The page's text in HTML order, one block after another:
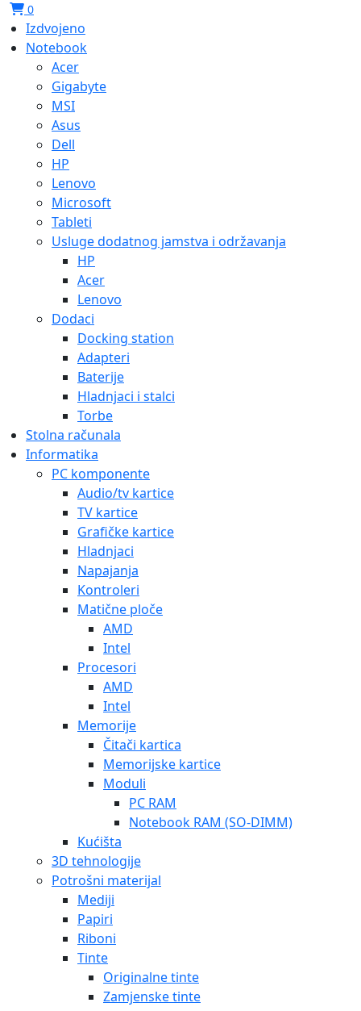
0
Izdvojeno
Notebook
Acer
Gigabyte
MSI
Asus
Dell
HP
Lenovo
Microsoft
Tableti
Usluge dodatnog jamstva i održavanja
HP
Acer
Lenovo
Dodaci
Docking station
Adapteri
Baterije
Hladnjaci i stalci
Torbe
Stolna računala
Informatika
PC komponente
Audio/tv kartice
TV kartice
Grafičke kartice
Hladnjaci
Napajanja
Kontroleri
Matične ploče
AMD
Intel
Procesori
AMD
Intel
Memorije
Čitači kartica
Memorijske kartice
Moduli
PC RAM
Notebook RAM (SO-DIMM)
Kućišta
3D tehnologije
Potrošni materijal
Mediji
Papiri
Riboni
Tinte
Originalne tinte
Zamjenske tinte